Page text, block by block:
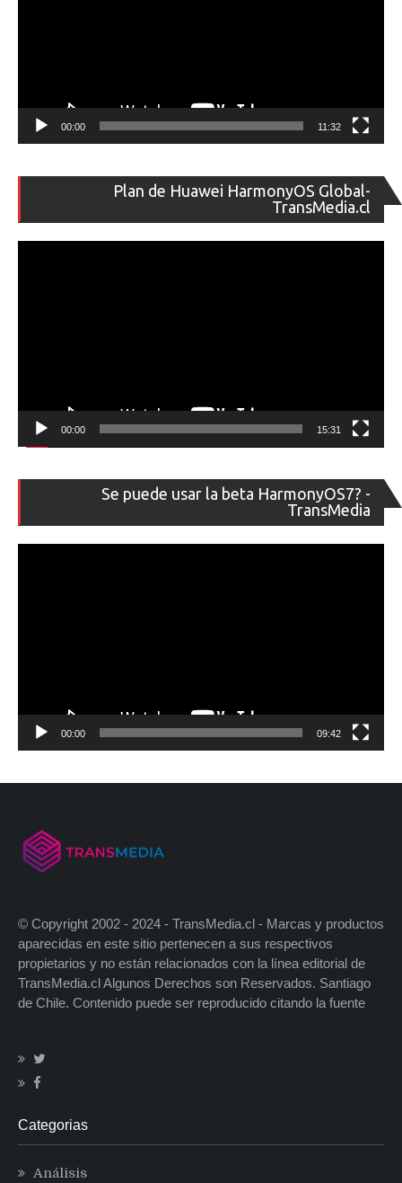
00:00 11:32
Plan de Huawei HarmonyOS Global-
TransMedia.cl
de
00:00 15:31
Se puede usar la beta HarmonyOS7? -
TransMedia
de
00:00 09:42
© Copyright 2002 - 2024 - TransMedia.cl - Marcas y productos
aparecidas en este sitio pertenecen a sus respectivos
propietarios y no están relacionados con la línea editorial de
TransMedia.cl Algunos Derechos son Reservados. Santiago
de Chile. Contenido puede ser reproducido citando la fuente
Categorias
Análisis